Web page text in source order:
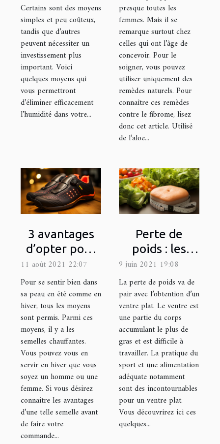
Certains sont des moyens
simples et peu coûteux,
tandis que d’autres
peuvent nécessiter un
investissement plus
important. Voici
quelques moyens qui
vous permettront
d’éliminer efficacement
l’humidité dans votre...
presque toutes les
femmes. Mais il se
remarque surtout chez
celles qui ont l’âge de
concevoir. Pour le
soigner, vous pouvez
utiliser uniquement des
remèdes naturels. Pour
connaître ces remèdes
contre le fibrome, lisez
donc cet article. Utilisé
de l’aloe...
3 avantages
d’opter pour
une semelle
chauffante
11 août 2021 22:07
Pour se sentir bien dans
sa peau en été comme en
hiver, tous les moyens
sont permis. Parmi ces
moyens, il y a les
semelles chauffantes.
Vous pouvez vous en
servir en hiver que vous
soyez un homme ou une
femme. Si vous désirez
connaître les avantages
d’une telle semelle avant
de faire votre
commande...
Perte de
poids : les
secrets pour
un ventre plat
9 juin 2021 19:08
La perte de poids va de
pair avec l’obtention d’un
ventre plat. Le ventre est
une partie du corps
accumulant le plus de
gras et est difficile à
travailler. La pratique du
sport et une alimentation
adéquate notamment
sont des incontournables
pour un ventre plat.
Vous découvrirez ici ces
quelques...